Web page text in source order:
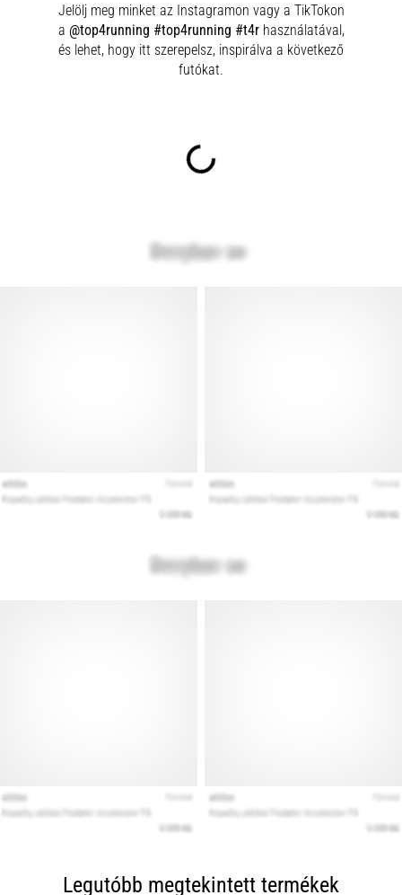
Jelölj meg minket az Instagramon vagy a TikTokon
a @top4running #top4running #t4rhasználatával,
és lehet, hogy itt szerepelsz, inspirálva a következő
futókat.
Legutóbb megtekintett termékek